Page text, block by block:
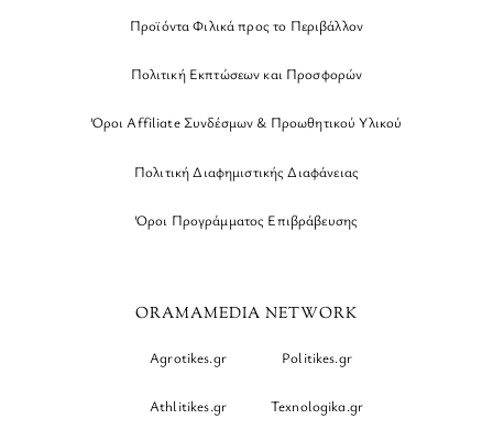
Προϊόντα Φιλικά προς το Περιβάλλον
Πολιτική Εκπτώσεων και Προσφορών
Όροι Affiliate Συνδέσμων & Προωθητικού Υλικού
Πολιτική Διαφημιστικής Διαφάνειας
Όροι Προγράμματος Επιβράβευσης
ORAMAMEDIA NETWORK
Agrotikes.gr Politikes.gr
Athlitikes.gr Texnologika.gr